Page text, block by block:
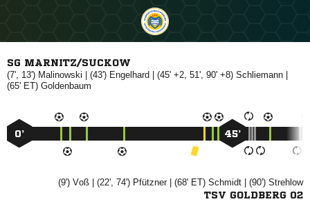
SG MARNITZ/SUCKOW
(7', 13')  | (43')  | (45' +2, 51', 90' +8) 
(65' ET) 
0’ 45’
(9')  | (22', 74') | (68' ET)  | (90') 
TSV GOLDBERG 02